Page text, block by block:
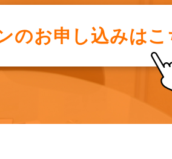
のお申し込みは